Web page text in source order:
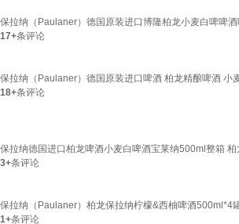
保拉纳（Paulaner）德国原装进口博隆柏龙小麦白啤啤
17+条评论
保拉纳（Paulaner）德国原装进口啤酒 柏龙精酿啤酒 小
18+条评论
保拉纳德国进口柏龙啤酒小麦白啤酒宝莱纳500ml整箱
3+条评论
保拉纳（Paulaner）柏龙保拉纳柠檬&西柚啤酒500ml*4
1+条评论